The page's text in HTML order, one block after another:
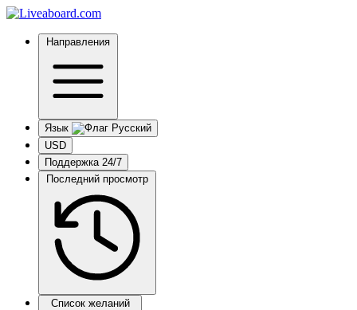
Направления
Язык
USD
Поддержка 24/7
Последний просмотр
Список желаний